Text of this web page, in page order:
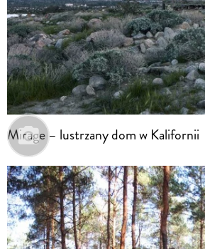
Mirage – lustrzany dom w Kalifornii